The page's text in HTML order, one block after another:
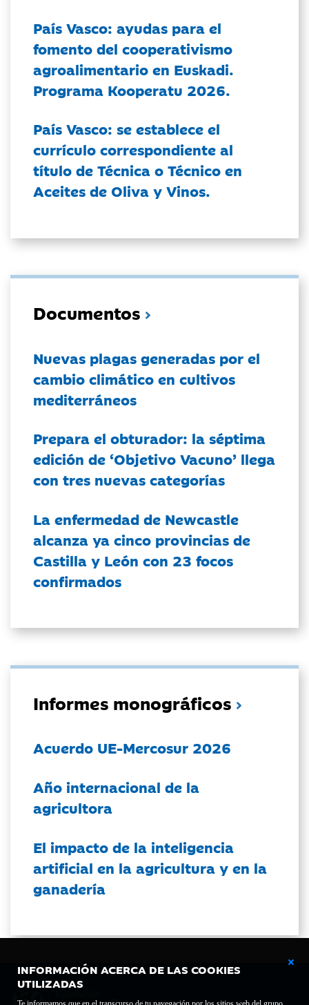
INFORMACIÓN ACERCA DE LAS COOKIES
UTILIZADAS
País Vasco: ayudas para el
fomento del cooperativismo
agroalimentario en Euskadi.
Programa Kooperatu 2026.
País Vasco: se establece el
currículo correspondiente al
título de Técnica o Técnico en
Aceites de Oliva y Vinos.
Documentos
Nuevas plagas generadas por el
cambio climático en cultivos
mediterráneos
Prepara el obturador: la séptima
edición de ‘Objetivo Vacuno’ llega
con tres nuevas categorías
La enfermedad de Newcastle
alcanza ya cinco provincias de
Castilla y León con 23 focos
confirmados
Informes monográficos
Acuerdo UE-Mercosur 2026
Año internacional de la
agricultora
El impacto de la inteligencia
artificial en la agricultura y en la
ganadería